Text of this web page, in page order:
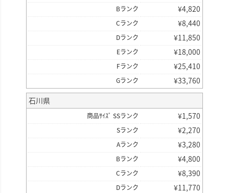
Bランク ¥4,820
Cランク ¥8,440
Dランク ¥11,850
Eランク ¥18,000
Fランク ¥25,410
Gランク ¥33,760
石川県
商品ｻｲｽﾞ SSランク ¥1,570
Sランク ¥2,270
Aランク ¥3,280
Bランク ¥4,800
Cランク ¥8,390
Dランク ¥11,770